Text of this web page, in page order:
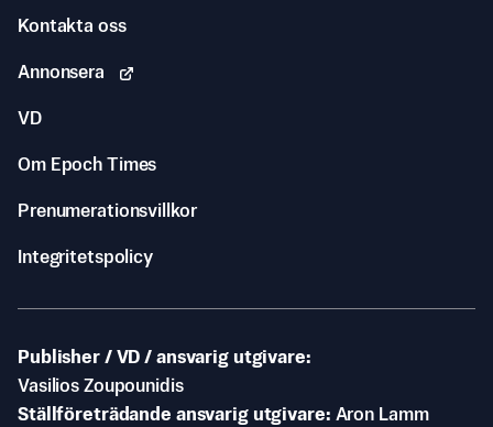
Kontakta oss
Annonsera
VD
Om Epoch Times
Prenumerationsvillkor
Integritetspolicy
Publisher / VD / ansvarig utgivare
Vasilios Zoupounidis
Ställföreträdande ansvarig utgivare Aron Lamm